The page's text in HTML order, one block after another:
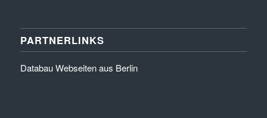
PARTNERLINKS
Databau Webseiten aus Berlin